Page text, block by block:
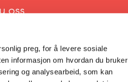
preg, for å levere sosiale
informasjon om hvordan du bruker
og analysearbeid, som kan
oss